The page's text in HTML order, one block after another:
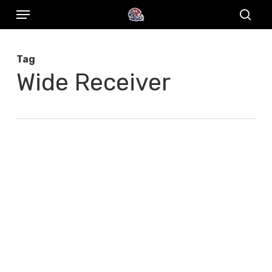
Skip
content
Menu
Tag
Wide Receiver